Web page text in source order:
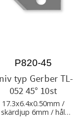
typ Gerber TL-
052 45° 10st
17.3x6.4x0.50mm /
skärdjup 6mm / hål
P820-45